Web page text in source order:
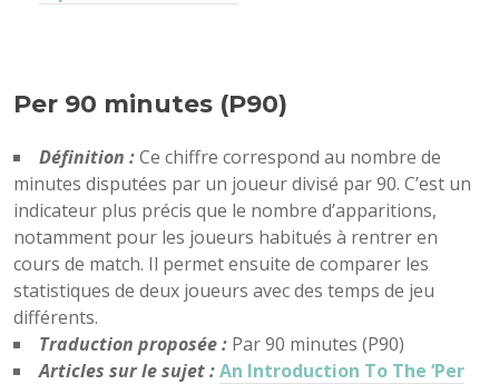
Per 90 minutes (P90)
Définition :Ce chiffre correspond au nombre de
minutes disputées par un joueur divisé par 90. C’est un
indicateur plus précis que le nombre d’apparitions,
notamment pour les joueurs habitués à rentrer en
cours de match. Il permet ensuite de comparer les
statistiques de deux joueurs avec des temps de jeu
différents.
Traduction proposée : Par 90 minutes (P90)
Articles sur le sujet :An Introduction To The ‘Per